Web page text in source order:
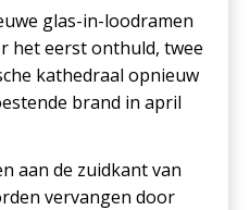
glas-in-loodramen
het eerst onthuld, twee
kathedraal opnieuw
brand in april
aan de zuidkant van
vervangen door